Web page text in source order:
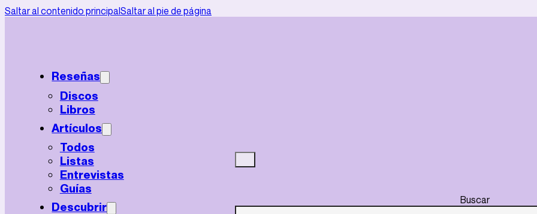
Saltar al contenido principalSaltar al pie de página
Reseñas
Discos
Libros
Artículos
Todos
Listas
Entrevistas
Guías
Descubrir
Buscar